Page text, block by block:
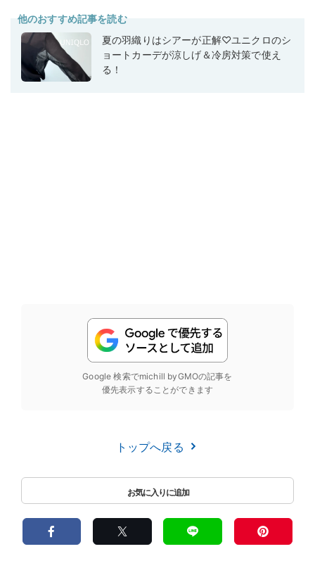
他のおすすめ記事を読む
夏の羽織りはシアーが正解♡ユニクロのシ
ョートカーデが涼しげ＆冷房対策で使え
る！
Google 検索でmichill byGMOの記事を
優先表示することができます
トップへ戻る